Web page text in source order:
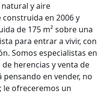
y aire
en 2006 y
de 175 m² sobre una
para entrar a vivir, con
Somos especialistas en
herencias y venta de
pensando en vender, no
ofreceremos un